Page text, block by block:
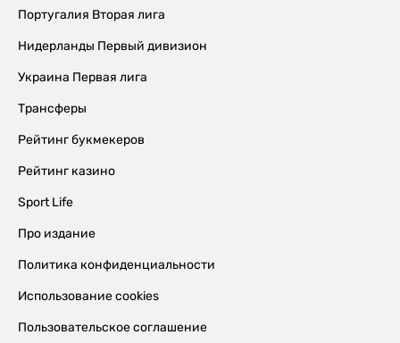
Португалия Вторая лига
Нидерланды Первый дивизион
Украина Первая лига
Трансферы
Рейтинг букмекеров
Рейтинг казино
Sport Life
Про издание
Политика конфиденциальности
Использование cookies
Пользовательское соглашение